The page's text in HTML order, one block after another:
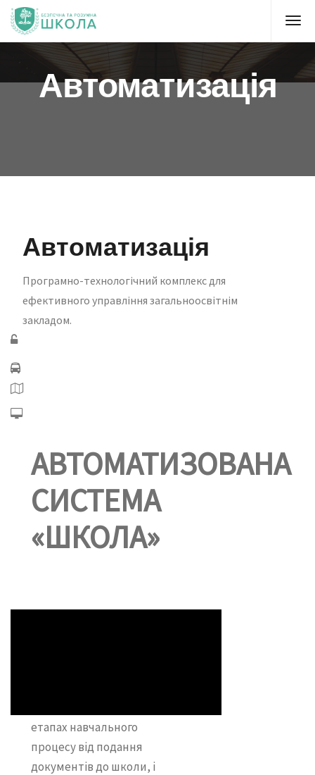
Автоматизація
Автоматизація
Програмно-технологічний комплекс для
ефективного управління загальноосвітнім
закладом.
АВТОМАТИЗОВАНА
СИСТЕМА
«ШКОЛА»
етапах навчального
процесу від подання
документів до школи, і